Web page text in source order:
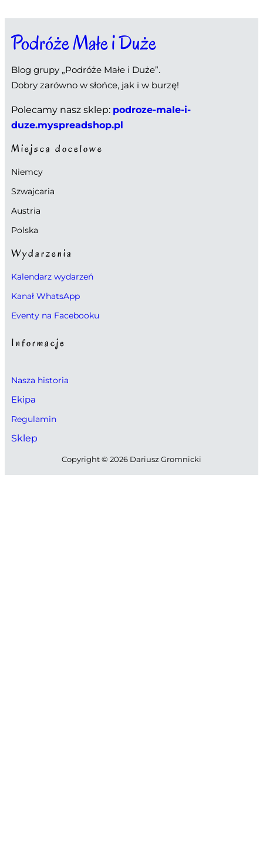
Podróże Małe i Duże
Blog grupy „Podróże Małe i Duże”.
Dobry zarówno w słońce, jak i w burzę!
Polecamy nasz sklep: podroze-male-i-
duze.myspreadshop.pl
Miejsca docelowe
Niemcy
Szwajcaria
Austria
Polska
Wydarzenia
Kalendarz wydarzeń
Kanał WhatsApp
Eventy na Facebooku
Informacje
Nasza historia
Ekipa
Regulamin
Sklep
Copyright © 2026 Dariusz Gromnicki